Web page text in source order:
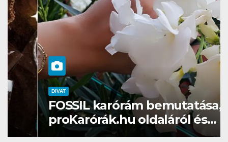
FOSSIL karórám bemutatása, a
proKarórák.hu oldaláról és
ajánlásaim